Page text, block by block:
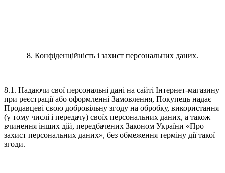
8. Конфіденційність і захист персональних даних.
8.1. Надаючи свої персональні дані на сайті Інтернет-магазину
при реєстрації або оформленні Замовлення, Покупець надає
Продавцеві свою добровільну згоду на обробку, використання
(у тому числі і передачу) своїх персональних даних, а також
вчинення інших дій, передбачених Законом України «Про
захист персональних даних», без обмеження терміну дії такої
згоди.